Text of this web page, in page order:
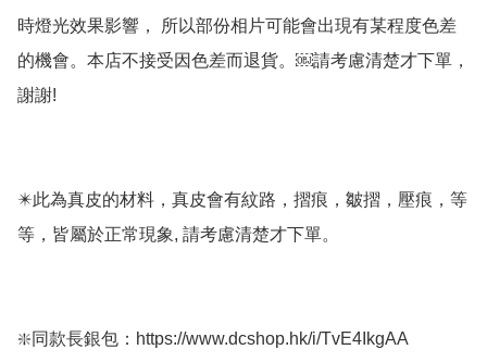
時燈光效果影響， 所以部份相片可能會出現有某程度色差
的機會。本店不接受因色差而退貨。￼請考慮清楚才下單，
謝謝!
✴️此為真皮的材料，真皮會有紋路，摺痕，皺摺，壓痕，等
等，皆屬於正常現象, 請考慮清楚才下單。
❇️同款長銀包：https://www.dcshop.hk/i/TvE4IkgAA